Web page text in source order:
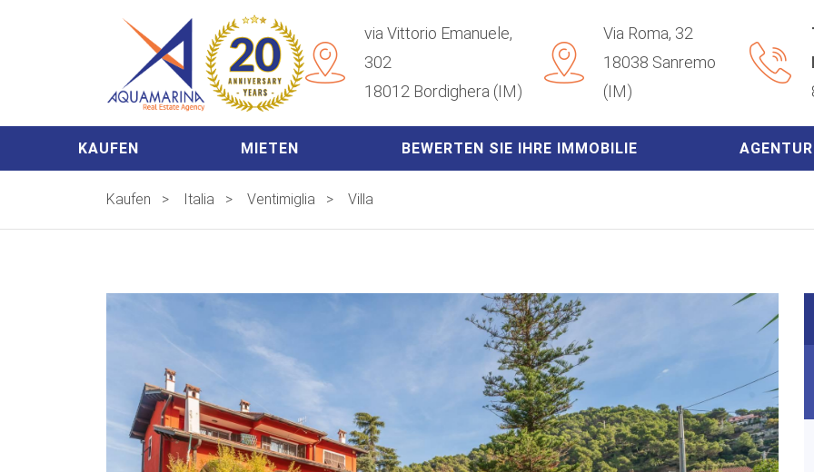
via Vittorio Emanuele,
302
18012 Bordighera (IM)
Via Roma, 32
18038 Sanremo
(IM)
KAUFEN MIETEN BEWERTEN SIE IHRE IMMOBILIE AGENTUR
Kaufen > Italia > Ventimiglia > Villa